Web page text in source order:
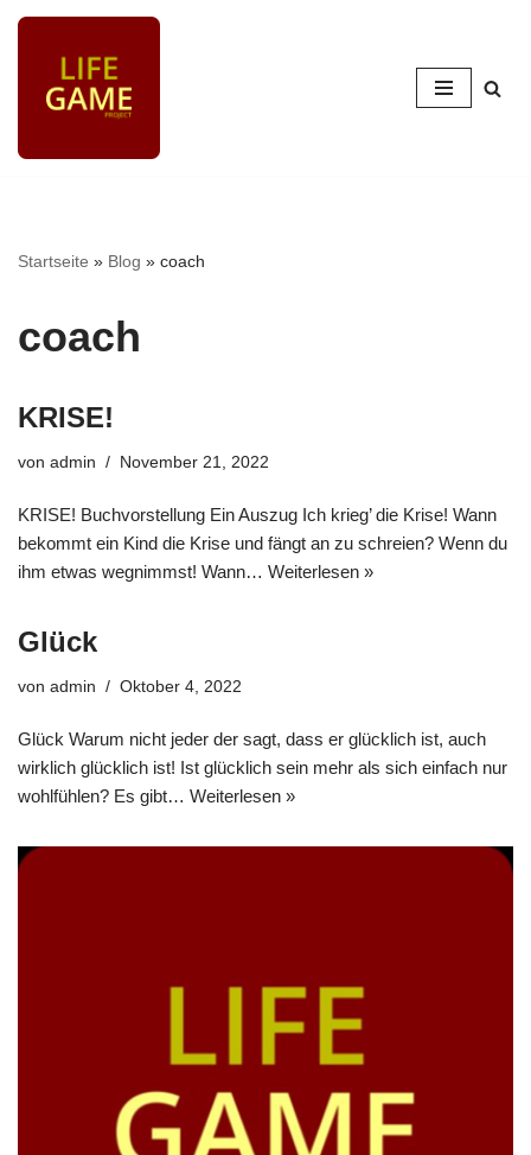
Inhalt
Startseite » Blog » coach
coach
KRISE!
von admin November 21, 2022
KRISE! Buchvorstellung Ein Auszug Ich krieg’ die Krise! Wann
bekommt ein Kind die Krise und fängt an zu schreien? Wenn du
ihm etwas wegnimmst! Wann… Weiterlesen »
Glück
von admin Oktober 4, 2022
Glück Warum nicht jeder der sagt, dass er glücklich ist, auch
wirklich glücklich ist! Ist glücklich sein mehr als sich einfach nur
wohlfühlen? Es gibt… Weiterlesen »